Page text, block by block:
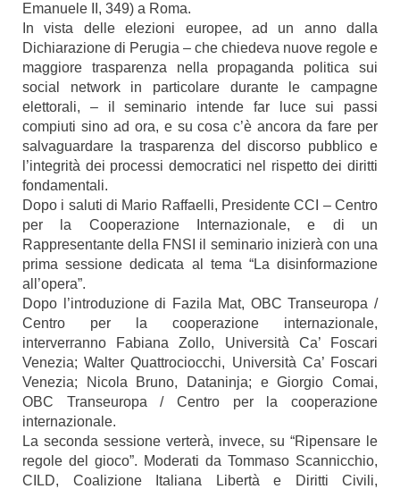
Emanuele II, 349) a Roma.
In vista delle elezioni europee, ad un anno dalla
Dichiarazione di Perugia – che chiedeva nuove regole e
maggiore trasparenza nella propaganda politica sui
social network in particolare durante le campagne
elettorali, – il seminario intende far luce sui passi
compiuti sino ad ora, e su cosa c’è ancora da fare per
salvaguardare la trasparenza del discorso pubblico e
l’integrità dei processi democratici nel rispetto dei diritti
fondamentali.
Dopo i saluti di Mario Raffaelli, Presidente CCI – Centro
per la Cooperazione Internazionale, e di un
Rappresentante della FNSI il seminario inizierà con una
prima sessione dedicata al tema “La disinformazione
all’opera”.
Dopo l’introduzione di Fazila Mat, OBC Transeuropa /
Centro per la cooperazione internazionale,
interverranno Fabiana Zollo, Università Ca’ Foscari
Venezia; Walter Quattrociocchi, Università Ca’ Foscari
Venezia; Nicola Bruno, Dataninja; e Giorgio Comai,
OBC Transeuropa / Centro per la cooperazione
internazionale.
La seconda sessione verterà, invece, su “Ripensare le
regole del gioco”. Moderati da Tommaso Scannicchio,
CILD, Coalizione Italiana Libertà e Diritti Civili,